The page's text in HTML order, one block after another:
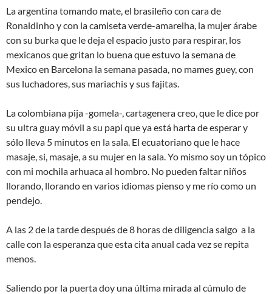
La argentina tomando mate, el brasileño con cara de
Ronaldinho y con la camiseta verde-amarelha, la mujer árabe
con su burka que le deja el espacio justo para respirar, los
mexicanos que gritan lo buena que estuvo la semana de
Mexico en Barcelona la semana pasada, no mames guey, con
sus luchadores, sus mariachis y sus fajitas.
La colombiana pija -gomela-, cartagenera creo, que le dice por
su ultra guay móvil a su papi que ya está harta de esperar y
sólo lleva 5 minutos en la sala. El ecuatoriano que le hace
masaje, si, masaje, a su mujer en la sala. Yo mismo soy un tópico
con mi mochila arhuaca al hombro. No pueden faltar niños
llorando, llorando en varios idiomas pienso y me río como un
pendejo.
A las 2 de la tarde después de 8 horas de diligencia salgo a la
calle con la esperanza que esta cita anual cada vez se repita
menos.
Saliendo por la puerta doy una última mirada al cúmulo de